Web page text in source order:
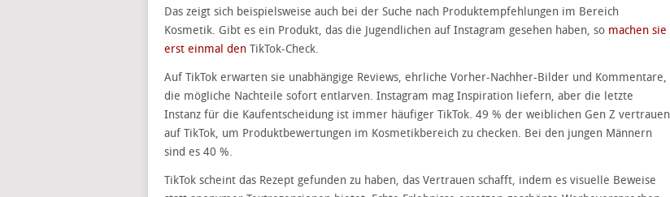
Das zeigt sich beispielsweise auch bei der Suche nach Produktempfehlungen im Bereich
Kosmetik. Gibt es ein Produkt, das die Jugendlichen auf Instagram gesehen haben, so machen sie
erst einmal den TikTok-Check.
Auf TikTok erwarten sie unabhängige Reviews, ehrliche Vorher-Nachher-Bilder und Kommentare,
die mögliche Nachteile sofort entlarven. Instagram mag Inspiration liefern, aber die letzte
Instanz für die Kaufentscheidung ist immer häufiger TikTok. 49 % der weiblichen Gen Z vertrauen
auf TikTok, um Produktbewertungen im Kosmetikbereich zu checken. Bei den jungen Männern
sind es 40 %.
TikTok scheint das Rezept gefunden zu haben, das Vertrauen schafft, indem es visuelle Beweise